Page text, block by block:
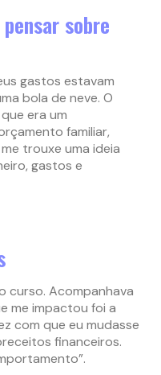
sobre
gastos estavam
bola de neve. O
era um
familiar,
trouxe uma ideia
gastos e
curso. Acompanhava
me impactou foi a
com que eu mudasse
financeiros.